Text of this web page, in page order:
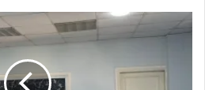
معهد
التعاون
يستضيف